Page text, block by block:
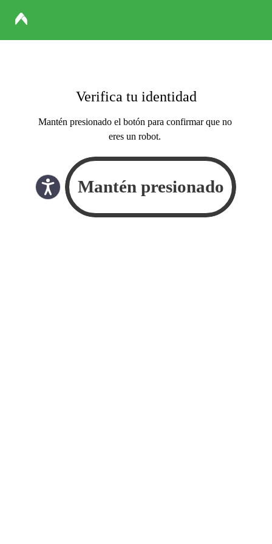
Verifica tu identidad
Mantén presionado el botón para confirmar que no
eres un robot.